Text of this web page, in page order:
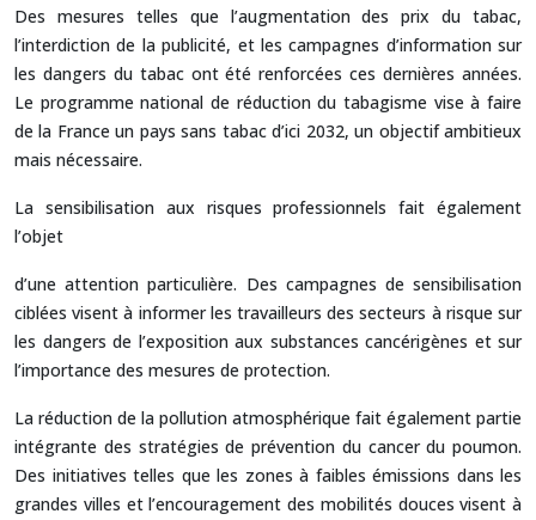
Des mesures telles que l’augmentation des prix du tabac,
l’interdiction de la publicité, et les campagnes d’information sur
les dangers du tabac ont été renforcées ces dernières années.
Le programme national de réduction du tabagisme vise à faire
de la France un pays sans tabac d’ici 2032, un objectif ambitieux
mais nécessaire.
La sensibilisation aux risques professionnels fait également
l’objet
d’une attention particulière. Des campagnes de sensibilisation
ciblées visent à informer les travailleurs des secteurs à risque sur
les dangers de l’exposition aux substances cancérigènes et sur
l’importance des mesures de protection.
La réduction de la pollution atmosphérique fait également partie
intégrante des stratégies de prévention du cancer du poumon.
Des initiatives telles que les zones à faibles émissions dans les
grandes villes et l’encouragement des mobilités douces visent à